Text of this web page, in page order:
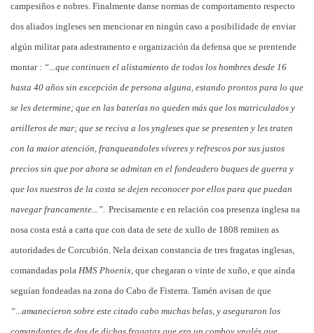
campesiños e nobres. Finalmente danse normas de comportamento respecto
dos aliados ingleses sen mencionar en ningún caso a posibilidade de enviar
algún militar para adestramento e organización da defensa que se prentende
montar : “...que continuen el alistamiento de todos los hombres desde 16
hasta 40 años sin excepción de persona alguna, estando prontos para lo que
se les determine; que en las baterías no queden más que los matriculados y
artilleros de mar; que se reciva a los yngleses que se presenten y les traten
con la maior atención, franqueandoles víveres y refrescos por sus justos
precios sin que por ahora se admitan en el fondeadero buques de guerra y
que los nuestros de la costa se dejen reconocer por ellos para que puedan
navegar francamente...”. Precisamente e en relación coa presenza inglesa na
nosa costa está a carta que con data de sete de xullo de 1808 remiten as
autoridades de Corcubión. Nela deixan constancia de tres fragatas inglesas,
comandadas pola HMS Phoenix, que chegaran o vinte de xuño, e que aínda
seguían fondeadas na zona do Cabo de Fisterra. Tamén avisan de que
“...amanecieron sobre este citado cabo muchas belas, y aseguraron los